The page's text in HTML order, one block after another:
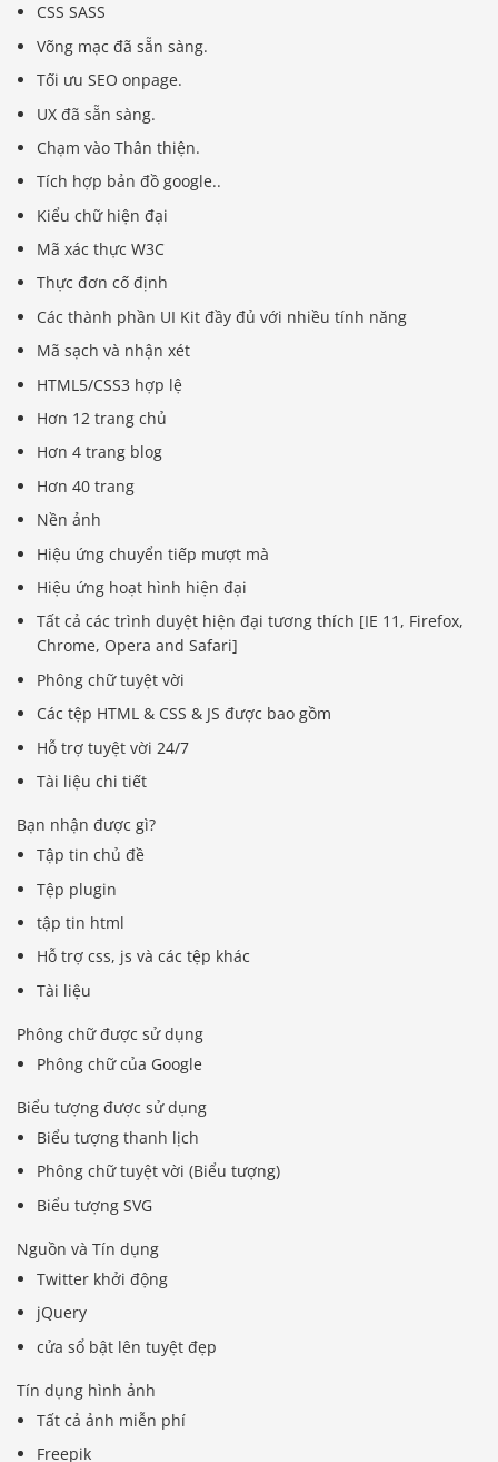
CSS SASS
Võng mạc đã sẵn sàng.
Tối ưu SEO onpage.
UX đã sẵn sàng.
Chạm vào Thân thiện.
Tích hợp bản đồ google..
Kiểu chữ hiện đại
Mã xác thực W3C
Thực đơn cố định
Các thành phần UI Kit đầy đủ với nhiều tính năng
Mã sạch và nhận xét
HTML5/CSS3 hợp lệ
Hơn 12 trang chủ
Hơn 4 trang blog
Hơn 40 trang
Nền ảnh
Hiệu ứng chuyển tiếp mượt mà
Hiệu ứng hoạt hình hiện đại
Tất cả các trình duyệt hiện đại tương thích [IE 11, Firefox,
Chrome, Opera and Safari]
Phông chữ tuyệt vời
Các tệp HTML & CSS & JS được bao gồm
Hỗ trợ tuyệt vời 24/7
Tài liệu chi tiết
Bạn nhận được gì?
Tập tin chủ đề
Tệp plugin
tập tin html
Hỗ trợ css, js và các tệp khác
Tài liệu
Phông chữ được sử dụng
Phông chữ của Google
Biểu tượng được sử dụng
Biểu tượng thanh lịch
Phông chữ tuyệt vời (Biểu tượng)
Biểu tượng SVG
Nguồn và Tín dụng
Twitter khởi động
jQuery
cửa sổ bật lên tuyệt đẹp
Tín dụng hình ảnh
Tất cả ảnh miễn phí
Freepik